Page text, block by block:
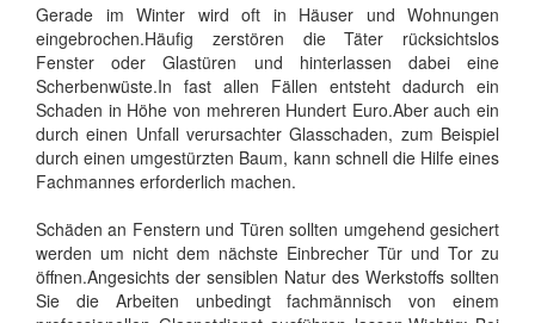
Gerade im Winter wird oft in Häuser und Wohnungen
eingebrochen.Häufig zerstören die Täter rücksichtslos
Fenster oder Glastüren und hinterlassen dabei eine
Scherbenwüste.In fast allen Fällen entsteht dadurch ein
Schaden in Höhe von mehreren Hundert Euro.Aber auch ein
durch einen Unfall verursachter Glasschaden, zum Beispiel
durch einen umgestürzten Baum, kann schnell die Hilfe eines
Fachmannes erforderlich machen.
Schäden an Fenstern und Türen sollten umgehend gesichert
werden um nicht dem nächste Einbrecher Tür und Tor zu
öffnen.Angesichts der sensiblen Natur des Werkstoffs sollten
Sie die Arbeiten unbedingt fachmännisch von einem